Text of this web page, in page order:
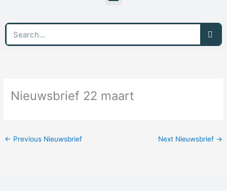
Nieuwsbrief 22 maart
← Previous Nieuwsbrief Next Nieuwsbrief →